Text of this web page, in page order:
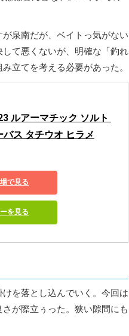
泉南だが、ベイトっ気がない
て悪くないが、明確な「釣れ
立てを考える必要があった。
ルアーマチック ソルト
ス タチウオ ヒラメ
で見る
を見る
を落とし込んでいく。今回は
が際立ぅった。狭い隙間にも